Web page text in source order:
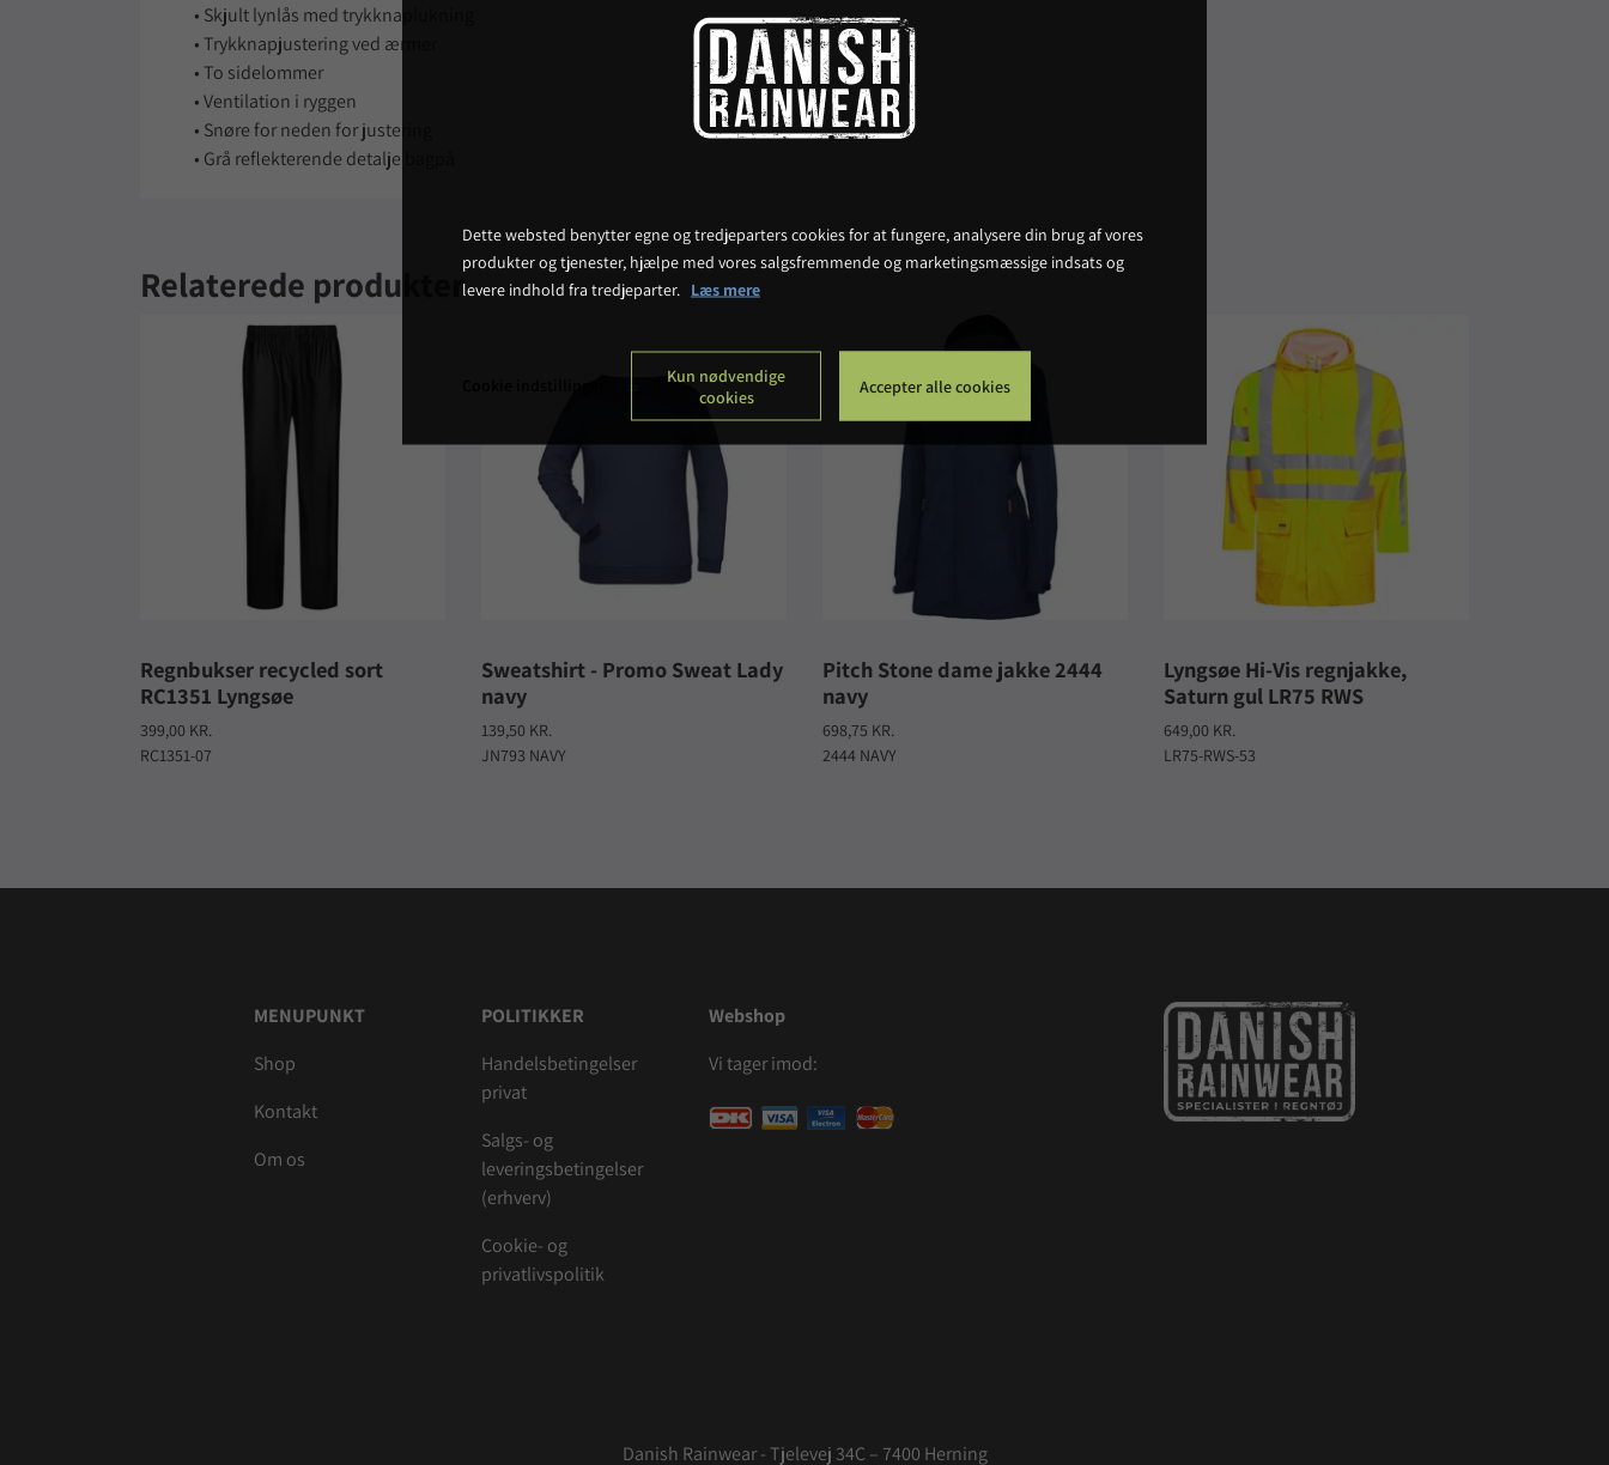
• Skjult lynlås med trykknaplukning
• Trykknapjustering ved ærmer
• To sidelommer
• Ventilation i ryggen
• Snøre for neden for justering
• Grå reflekterende detalje bagpå
Relaterede produkter
Regnbukser recycled sort
RC1351 Lyngsøe
399,00 KR.
RC1351-07
Sweatshirt - Promo Sweat Lady
navy
139,50 KR.
JN793 NAVY
Pitch Stone dame jakke 2444
navy
698,75 KR.
2444 NAVY
Lyngsøe Hi-Vis regnjakke,
Saturn gul LR75 RWS
649,00 KR.
LR75-RWS-53
MENUPUNKT
Shop
Kontakt
Om os
POLITIKKER
Handelsbetingelser
privat
Salgs- og
leveringsbetingelser
(erhverv)
Cookie- og
privatlivspolitik
Webshop
Vi tager imod:
Danish Rainwear - Tjelevej 34C – 7400 Herning
Dette websted benytter egne og tredjeparters cookies for at fungere, analysere din brug af vores
produkter og tjenester, hjælpe med vores salgsfremmende og marketingsmæssige indsats og
levere indhold fra tredjeparter. Læs mere
Kun nødvendige
cookies
Accepter alle cookies